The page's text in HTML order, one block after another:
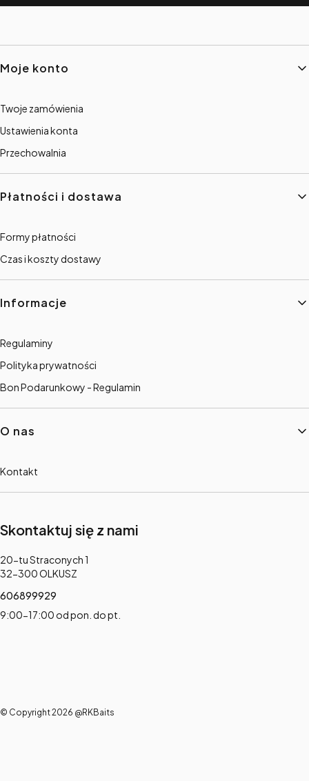
Linki w stopce
Moje konto
Twoje zamówienia
Ustawienia konta
Przechowalnia
Płatności i dostawa
Formy płatności
Czas i koszty dostawy
Informacje
Regulaminy
Polityka prywatności
Bon Podarunkowy - Regulamin
O nas
Kontakt
Skontaktuj się z nami
Adres:
20-tu Straconych 1
32-300 OLKUSZ
606899929
9:00-17:00 od pon. do pt.
© Copyright 2026 @RKBaits